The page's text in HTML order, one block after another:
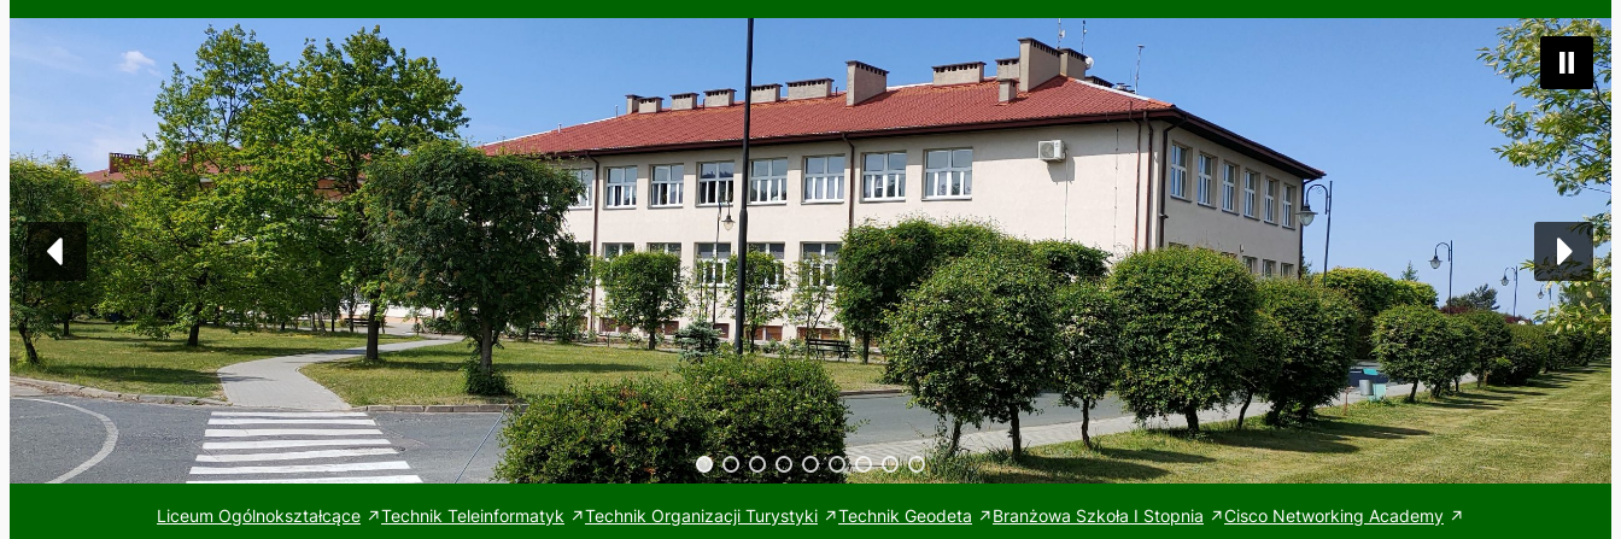
Liceum Ogólnokształcące Technik Teleinformatyk Technik Organizacji Turystyki Technik Geodeta Branżowa Szkoła I Stopnia Cisco Networking Academy